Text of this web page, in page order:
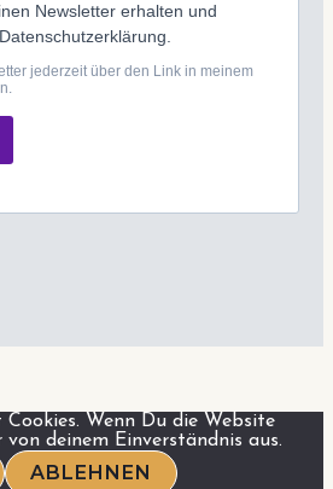
Wenn Du die Website
deinem Einverständnis aus.
ABLEHNEN